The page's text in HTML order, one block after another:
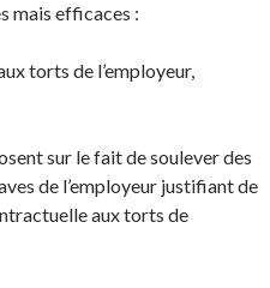
mais efficaces :
torts de l’employeur,
sur le fait de soulever des
de l’employeur justifiant de
aux torts de